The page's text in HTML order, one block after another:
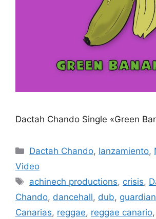
Dactah Chando Single «Green
Dactah Chando, lanzamiento,
Video
achinech productions, crisis,
Chando, dancehall, dub,
Canarias, reggae, reggae canario,